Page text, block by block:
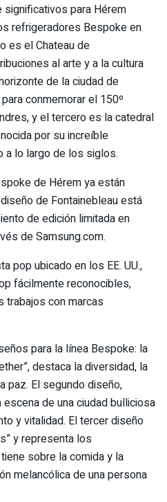
para Hérem
refrigeradores Bespoke en
es el Chateau de
al arte y a la cultura
de la ciudad de
conmemorar el 150º
y el tercero es la catedral
por su increíble
a lo largo de los siglos.
de Hérem ya están
de Fontainebleau está
de edición limitada en
de Samsung.com.
pop ubicado en los EE. UU.,
fácilmente reconocibles,
trabajos con marcas
para la línea Bespoke: la
destaca la diversidad, la
paz. El segundo diseño,
escena de una ciudad bulliciosa
y vitalidad. El tercer diseño
y representa los
sobre la comida y la
melancólica de una persona